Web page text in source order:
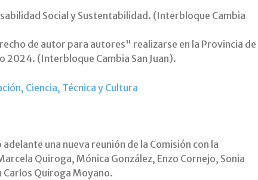
Social y Sustentabilidad. (Interbloque Cambia
de autor para autores" realizarse en la Provincia de
2024. (Interbloque Cambia San Juan).
una nueva reunión de la Comisión con la
Quiroga, Mónica González, Enzo Cornejo, Sonia
Carlos Quiroga Moyano.